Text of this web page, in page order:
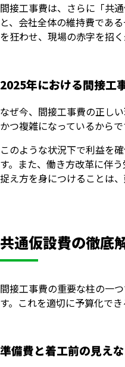
間接工事費は、さらに「共
と、会社全体の維持費であ
を狂わせ、現場の赤字を招
2025年における間接工
なぜ今、間接工事費の正し
かつ複雑になっているから
このような状況下で利益を
す。また、働き方改革に伴
捉え方を身につけることは
共通仮設費の徹底
間接工事費の重要な柱の一
す。これを適切に予算化で
準備費と着工前の見え